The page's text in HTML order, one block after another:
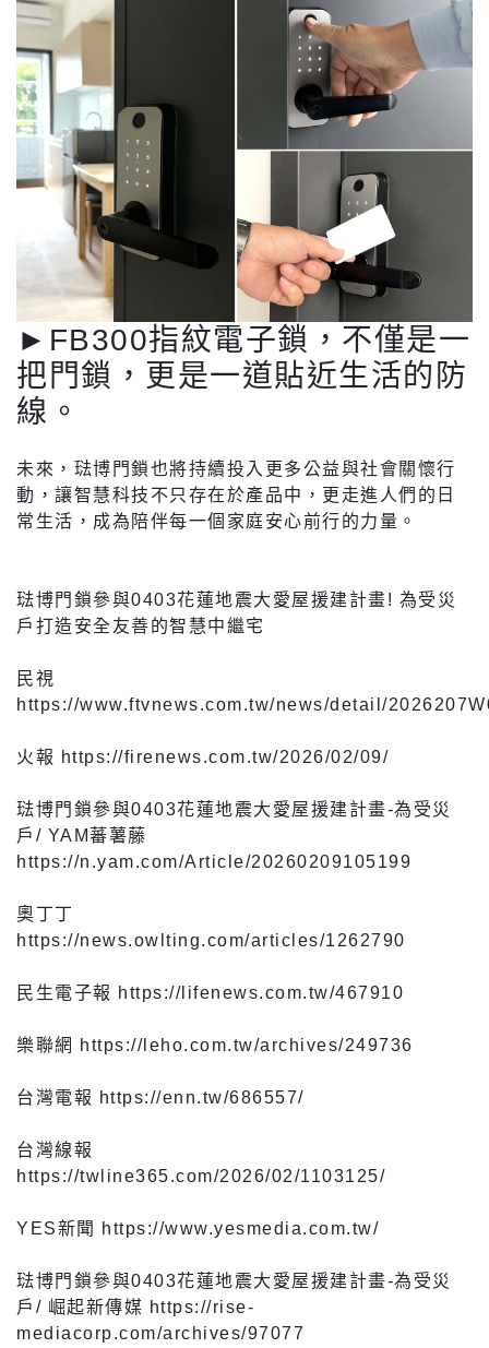
►FB300指紋電子鎖，不僅是一
把門鎖，更是一道貼近生活的防
線。
未來，琺博門鎖也將持續投入更多公益與社會關懷行
動，讓智慧科技不只存在於產品中，更走進人們的日
常生活，成為陪伴每一個家庭安心前行的力量。
琺博門鎖參與0403花蓮地震大愛屋援建計畫! 為受災
戶打造安全友善的智慧中繼宅
民視
https://www.ftvnews.com.tw/news/detail/
火報 https://firenews.com.tw/2026/02/09/
琺博門鎖參與0403花蓮地震大愛屋援建計畫-為受災
戶/ YAM蕃薯藤
https://n.yam.com/Article/20260209105199
奧丁丁
https://news.owlting.com/articles/1262790
民生電子報 https://lifenews.com.tw/467910
樂聯網 https://leho.com.tw/archives/249736
台灣電報 https://enn.tw/686557/
台灣線報
https://twline365.com/2026/02/1103125/
YES新聞 https://www.yesmedia.com.tw/
琺博門鎖參與0403花蓮地震大愛屋援建計畫-為受災
戶/ 崛起新傳媒 https://rise-
mediacorp.com/archives/97077